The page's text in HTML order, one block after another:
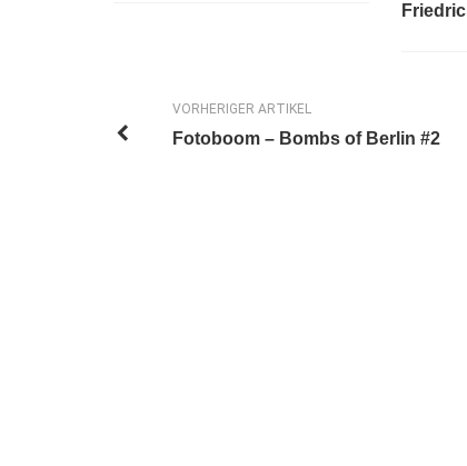
VORHERIGER ARTIKEL
Fotoboom – Bombs of Berlin #2